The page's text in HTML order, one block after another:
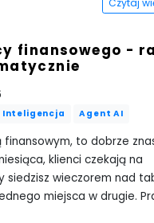
finansowego -
Inteligencja Agent AI
to dobrze
klienci czekają na
siedzisz wieczorem nad
miejsca w drugie.